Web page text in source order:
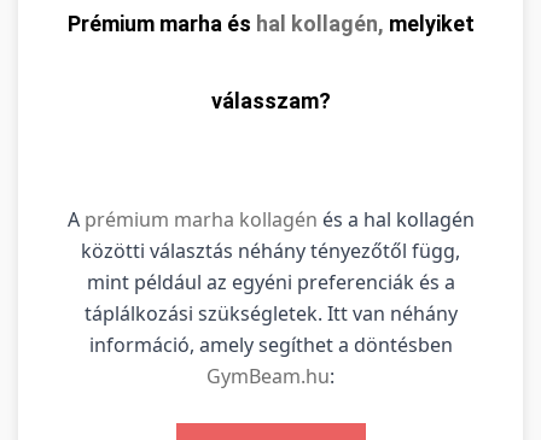
Prémium marha és hal kollagén, melyiket
válasszam?
A prémium marha kollagén és a hal kollagén
közötti választás néhány tényezőtől függ,
mint például az egyéni preferenciák és a
táplálkozási szükségletek. Itt van néhány
információ, amely segíthet a döntésben
GymBeam.hu: